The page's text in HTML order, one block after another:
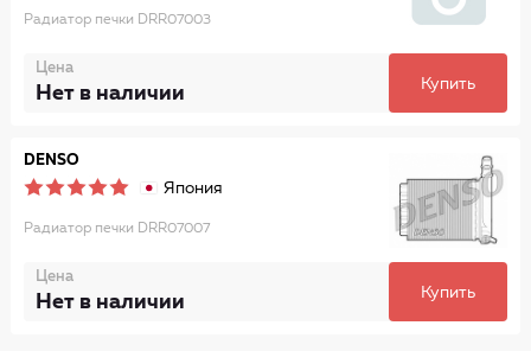
Радиатор печки DRR07003
Цена
Нет в наличии Купить
DENSO
Япония
Радиатор печки DRR07007
Цена
Нет в наличии Купить